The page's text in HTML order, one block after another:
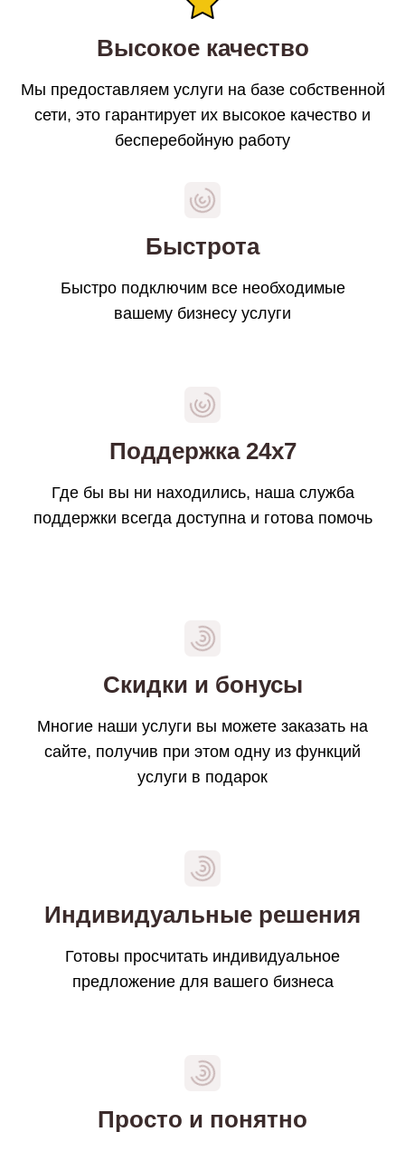
Высокое качество
Мы предоставляем услуги на базе собственной
сети, это гарантирует их высокое качество и
бесперебойную работу
Быстрота
Быстро подключим все необходимые
вашему бизнесу услуги
Поддержка 24х7
Где бы вы ни находились, наша служба
поддержки всегда доступна и готова помочь
Скидки и бонусы
Многие наши услуги вы можете заказать на
сайте, получив при этом одну из функций
услуги в подарок
Индивидуальные решения
Готовы просчитать индивидуальное
предложение для вашего бизнеса
Просто и понятно